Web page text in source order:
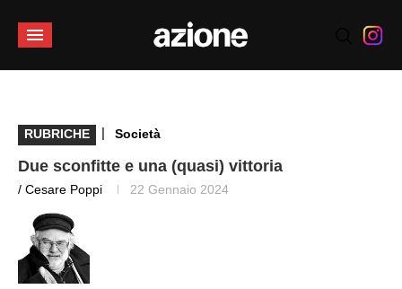
RUBRICHE | Società
Due sconfitte e una (quasi) vittoria
/ Cesare Poppi 22 Gennaio 2024